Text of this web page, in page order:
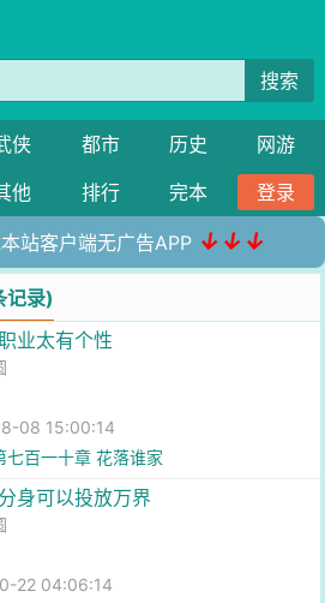
搜索
侠 都市 历史
网游
他 排行 完本 登录
站客户端无广告APP ↓↓↓
记录)
业太有个性
08 15:00:14
七百一十章 花落谁家
身可以投放万界
22 04:06:14